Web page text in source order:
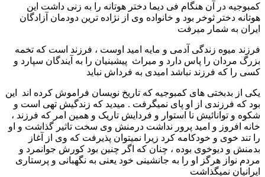
کمبوجیه در آن هنگام فی دیما دختر هوتانه را به زنی داشت این
هوتانه دختر ثوخر بود و خانواده وی از نژاده ترین دودمان آزادگان
ایران به شمار میرفت
فرزند میوه زندگی آدمی و مایه امید اوست ، فرزند است که تخمه
بزرگ مردان را پاس دارد و میراث پیشینیان را به آیندگان سپارد و
کسی را که فرزند نباشد امیدی به فرداش نباید
یکی از بدبختی های کمبوجیه که تاریخ نویسان فراموش کرده اند این
بود که فرزندی از او پای نمیگرفت . میدید که زندگیش تهی است و
شکوه و توانائیش نا استوار و فردایش تاریک و همین امر که فرزند ،
خانه افروز و امید پرور نداشت درمنش وی سخت تاثیر گذاشت و او
را تند خوی و خودکامه کرد زیرا نمیتوان پذیرفت که وی از آغاز
بدمنش و دیوخوی بوده ، چنان که اگر چنین بود کورش جوانمرد و
مردم نواز هرگز او را به جانشینی خود یعنی به نگهبانی و پرستاری
ایرانیان نمیگذاشت